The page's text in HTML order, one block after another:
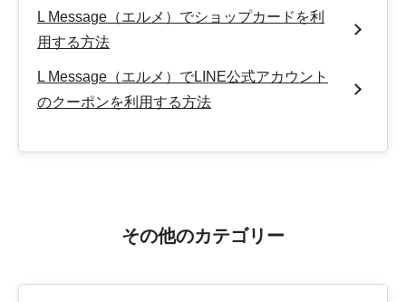
L Message（エルメ）でショップカードを利
用する方法
L Message（エルメ）でLINE公式アカウント
のクーポンを利用する方法
その他のカテゴリー